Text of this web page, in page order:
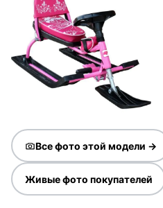
Все фото этой модели →
Живые фото покупателей